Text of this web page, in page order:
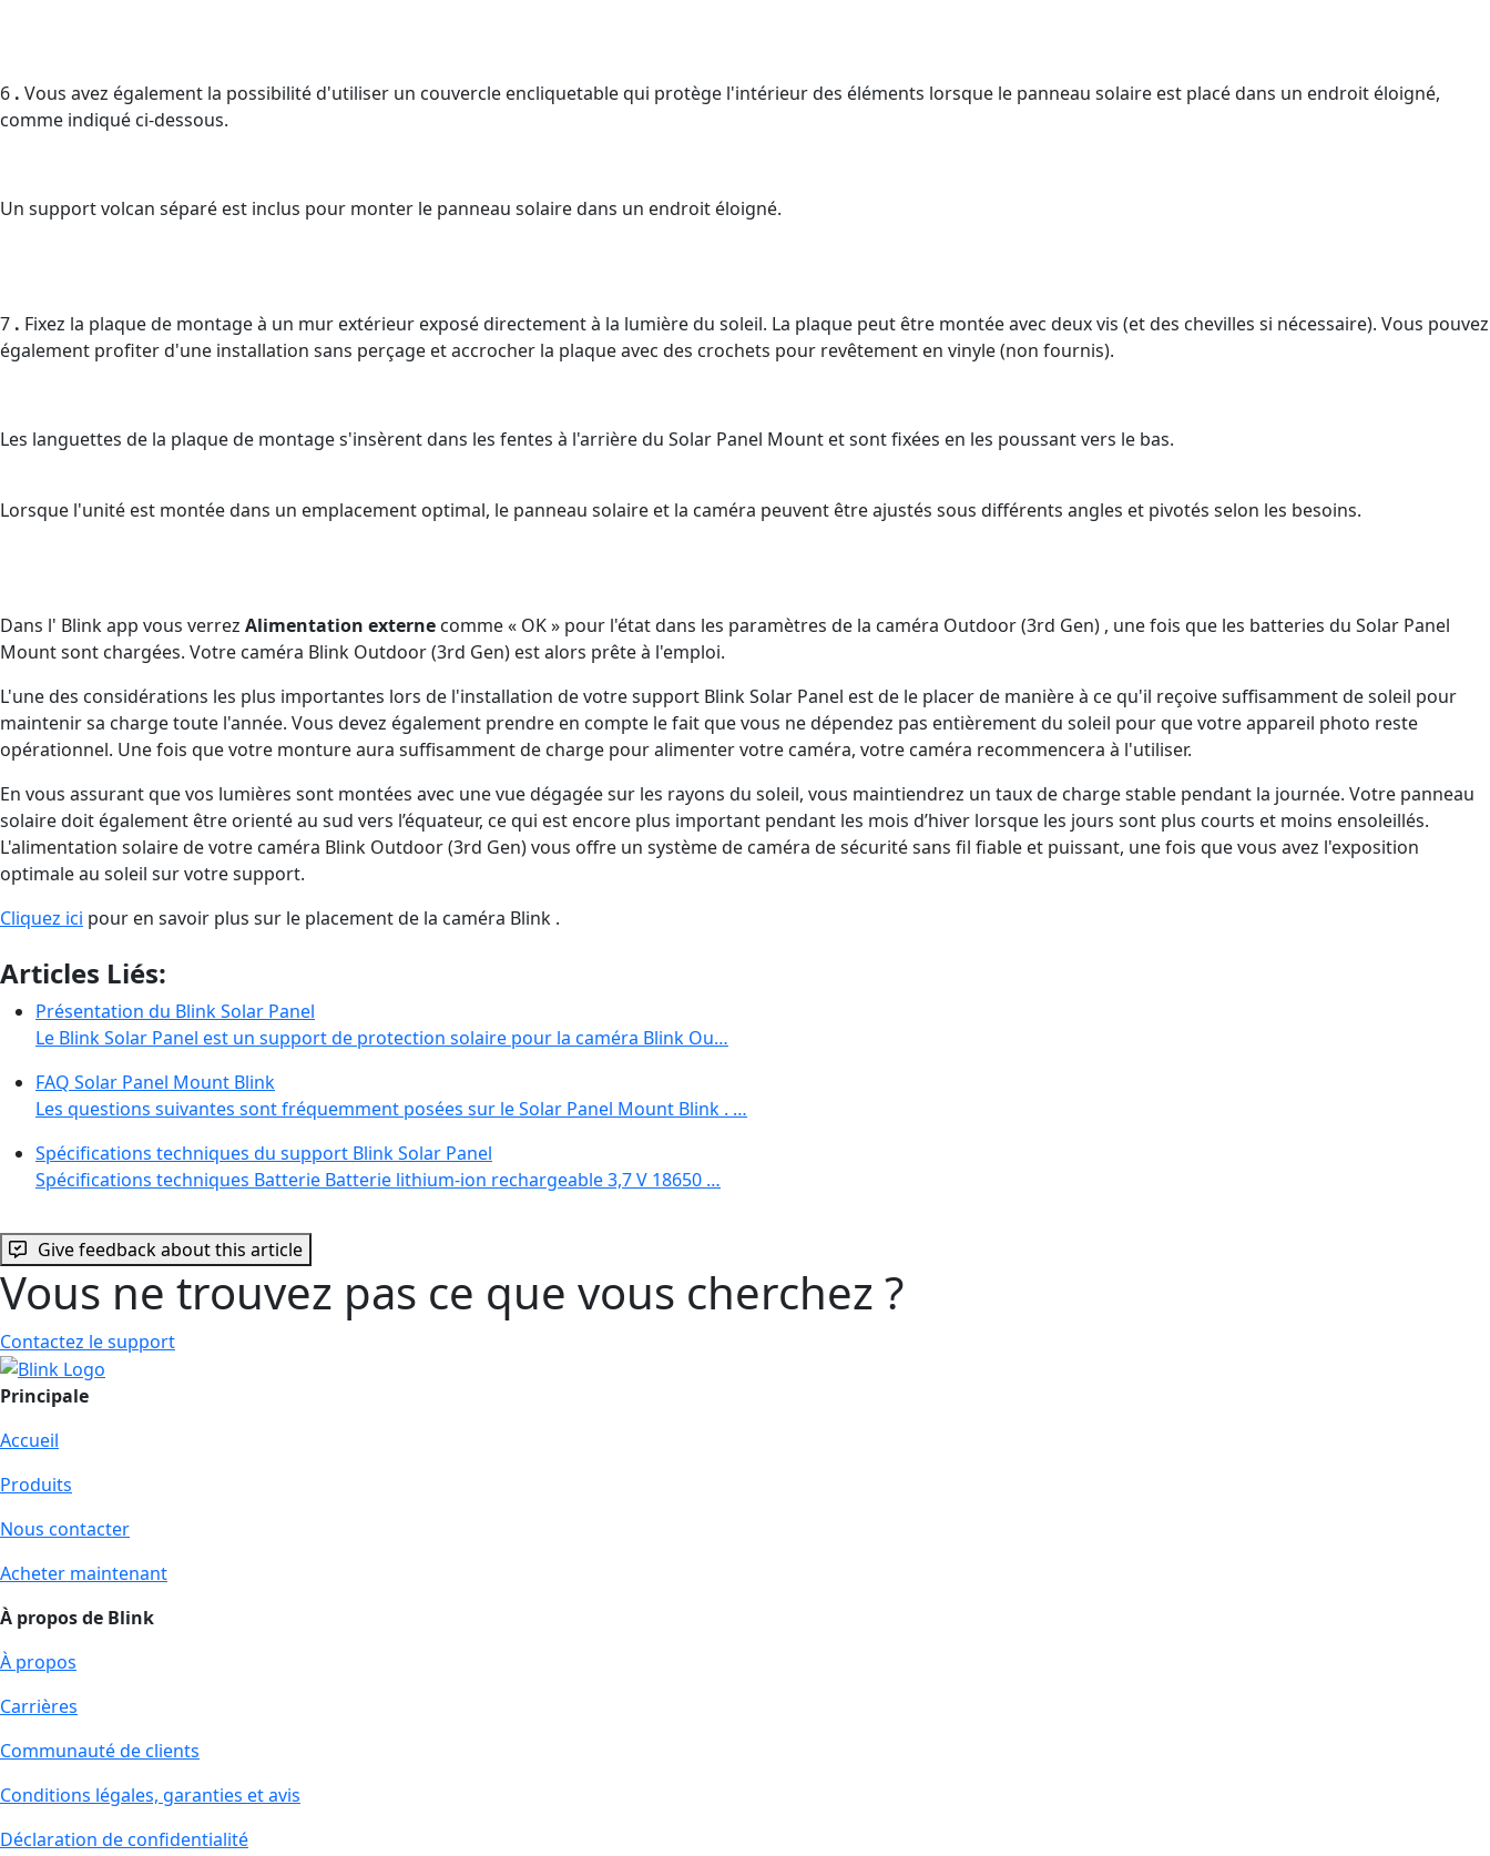
6 . Vous avez également la possibilité d'utiliser un couvercle encliquetable qui protège l'intérieur des éléments lorsque le panneau solaire est placé dans un endroit éloigné,
comme indiqué ci-dessous.
Un support volcan séparé est inclus pour monter le panneau solaire dans un endroit éloigné.
7 . Fixez la plaque de montage à un mur extérieur exposé directement à la lumière du soleil. La plaque peut être montée avec deux vis (et des chevilles si nécessaire). Vous pouvez
également profiter d'une installation sans perçage et accrocher la plaque avec des crochets pour revêtement en vinyle (non fournis).
Les languettes de la plaque de montage s'insèrent dans les fentes à l'arrière du Solar Panel Mount et sont fixées en les poussant vers le bas.
Lorsque l'unité est montée dans un emplacement optimal, le panneau solaire et la caméra peuvent être ajustés sous différents angles et pivotés selon les besoins.
Dans l' Blink app vous verrez Alimentation externe comme « OK » pour l'état dans les paramètres de la caméra Outdoor (3rd Gen) , une fois que les batteries du Solar Panel
Mount sont chargées. Votre caméra Blink Outdoor (3rd Gen) est alors prête à l'emploi.
L'une des considérations les plus importantes lors de l'installation de votre support Blink Solar Panel est de le placer de manière à ce qu'il reçoive suffisamment de soleil pour
maintenir sa charge toute l'année. Vous devez également prendre en compte le fait que vous ne dépendez pas entièrement du soleil pour que votre appareil photo reste
opérationnel. Une fois que votre monture aura suffisamment de charge pour alimenter votre caméra, votre caméra recommencera à l'utiliser.
En vous assurant que vos lumières sont montées avec une vue dégagée sur les rayons du soleil, vous maintiendrez un taux de charge stable pendant la journée. Votre panneau
solaire doit également être orienté au sud vers l’équateur, ce qui est encore plus important pendant les mois d’hiver lorsque les jours sont plus courts et moins ensoleillés.
L'alimentation solaire de votre caméra Blink Outdoor (3rd Gen) vous offre un système de caméra de sécurité sans fil fiable et puissant, une fois que vous avez l'exposition
optimale au soleil sur votre support.
Cliquez ici pour en savoir plus sur le placement de la caméra Blink .
Articles Liés:
Présentation du Blink Solar Panel
Le Blink Solar Panel est un support de protection solaire pour la caméra Blink Ou…
FAQ Solar Panel Mount Blink
Les questions suivantes sont fréquemment posées sur le Solar Panel Mount Blink . …
Spécifications techniques du support Blink Solar Panel
Spécifications techniques Batterie Batterie lithium-ion rechargeable 3,7 V 18650 …
Give feedback about this article
Vous ne trouvez pas ce que vous cherchez ?
Contactez le support
Principale
Accueil
Produits
Nous contacter
Acheter maintenant
À propos de Blink
À propos
Carrières
Communauté de clients
Conditions légales, garanties et avis
Déclaration de confidentialité